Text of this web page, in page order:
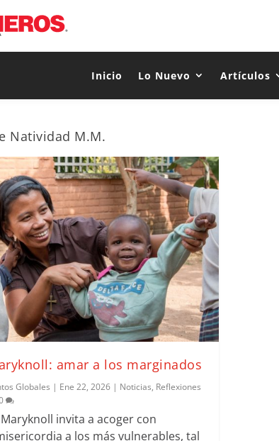
Inicio Lo Nuevo Artículos
Natividad M.M.
amar a los marginados
Globales | Ene 22, 2026 | Noticias, Reflexiones
invita a acoger con
a los más vulnerables, tal